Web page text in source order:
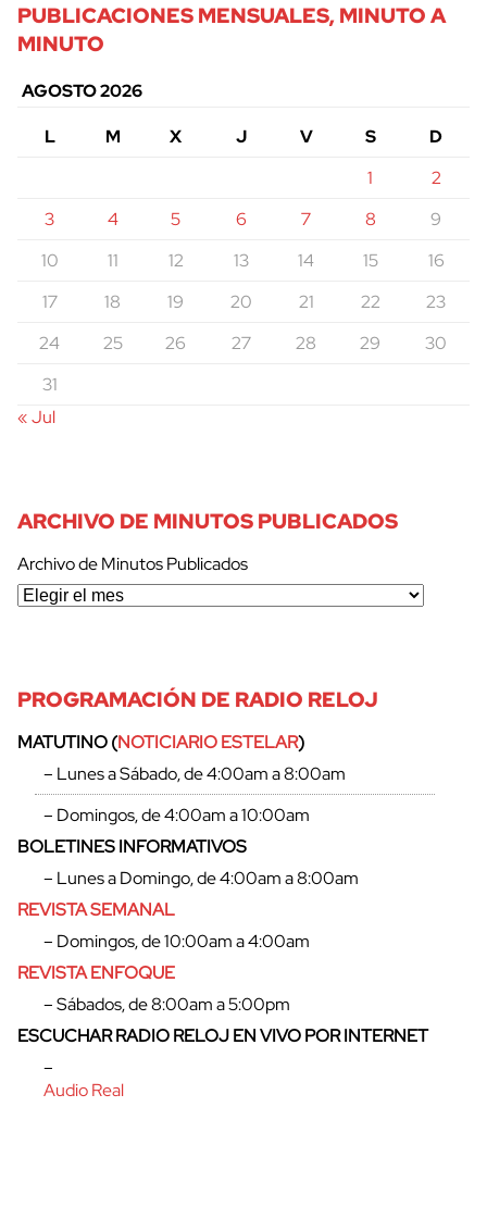
PUBLICACIONES MENSUALES, MINUTO A
MINUTO
AGOSTO 2026
L
M X J V S
D
1
2
3
4 5 6 7 8
9
10
11 12 13 14 15
16
17
18 19 20 21 22
23
24
25 26 27 28 29
30
31
« Jul
ARCHIVO DE MINUTOS PUBLICADOS
Archivo de Minutos Publicados
PROGRAMACIÓN DE RADIO RELOJ
MATUTINO (NOTICIARIO ESTELAR)
– Lunes a Sábado, de 4:00am a 8:00am
– Domingos, de 4:00am a 10:00am
BOLETINES INFORMATIVOS
– Lunes a Domingo, de 4:00am a 8:00am
REVISTA SEMANAL
– Domingos, de 10:00am a 4:00am
REVISTA ENFOQUE
– Sábados, de 8:00am a 5:00pm
ESCUCHAR RADIO RELOJ EN VIVO POR INTERNET
–
Audio Real